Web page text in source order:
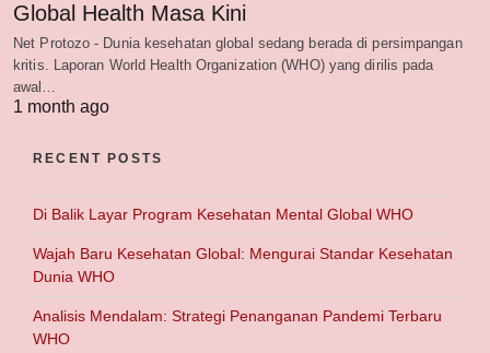
Global Health Masa Kini
Net Protozo - Dunia kesehatan global sedang berada di persimpangan
kritis. Laporan World Health Organization (WHO) yang dirilis pada
awal…
1 month ago
RECENT POSTS
Di Balik Layar Program Kesehatan Mental Global WHO
Wajah Baru Kesehatan Global: Mengurai Standar Kesehatan
Dunia WHO
Analisis Mendalam: Strategi Penanganan Pandemi Terbaru
WHO